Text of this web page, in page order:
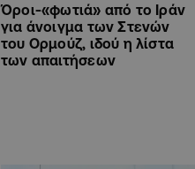
Όροι-«φωτιά» από το Ιράν
για άνοιγμα των Στενών
του Ορμούζ, ιδού η λίστα
των απαιτήσεων